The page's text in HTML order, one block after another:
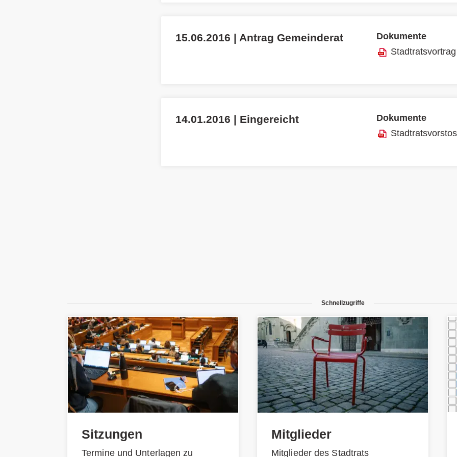
15.06.2016 | Antrag Gemeinderat
Dokumente
Stadtratsvortrag
14.01.2016 | Eingereicht
Dokumente
Schnellzugriffe
Sitzungen
Termine und Unterlagen zu
Mitglieder
Mitglieder des Stadtrats